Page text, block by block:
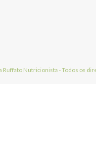
Ruffato Nutricionista - Todos os